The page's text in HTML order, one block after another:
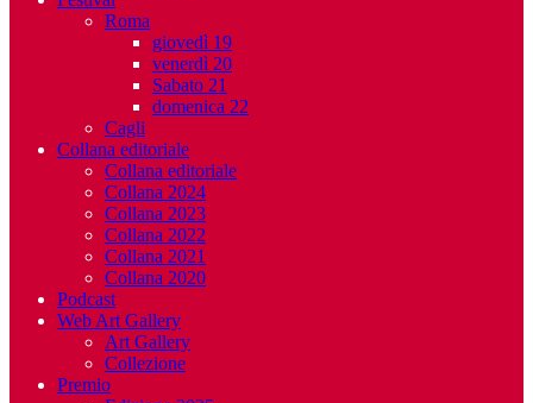
Roma
giovedì 19
venerdì 20
Sabato 21
domenica 22
Cagli
Collana editoriale
Collana editoriale
Collana 2024
Collana 2023
Collana 2022
Collana 2021
Collana 2020
Podcast
Web Art Gallery
Art Gallery
Collezione
Premio